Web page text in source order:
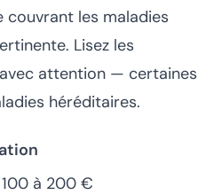
couvrant les maladies
Lisez les
attention — certaines
héréditaires.
à 200 €